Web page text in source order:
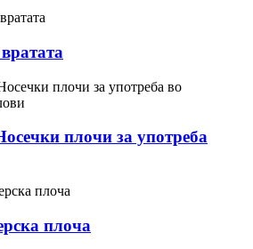
плочи за употреба
плоча